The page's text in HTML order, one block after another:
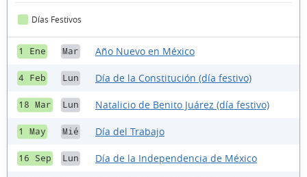
Días Festivos
1 Ene Mar Año Nuevo en México
4 Feb Lun Día de la Constitución (día festivo)
18 Mar Lun Natalicio de Benito Juárez (día festivo)
1 May Mié Día del Trabajo
16 Sep Lun Día de la Independencia de México